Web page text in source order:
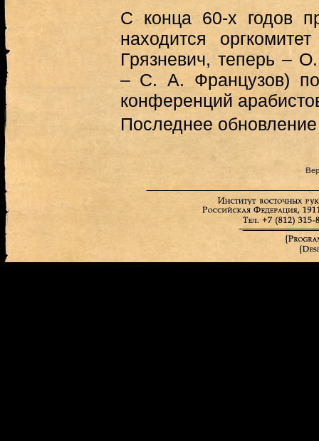
С конца 60-х годов
находится
Грязневич, теперь –
– С. А. Французов)
конференций
Последнее